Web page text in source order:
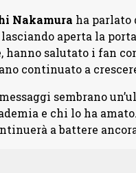
Nakamura ha parlato
aperta la
hanno salutato i fan
continuato a
sembrano
e chi lo ha
a battere